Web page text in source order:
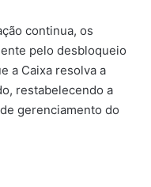
continua, os
pelo desbloqueio
a Caixa resolva a
restabelecendo a
gerenciamento do